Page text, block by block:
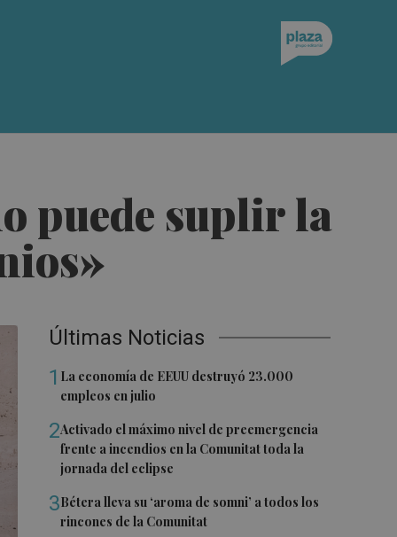
puede suplir la
Últimas Noticias
1 La economía de EEUU destruyó 23.000
empleos en julio
2Activado el máximo nivel de preemergencia
frente a incendios en la Comunitat toda la
jornada del eclipse
3Bétera lleva su ‘aroma de somni’ a todos los
rincones de la Comunitat